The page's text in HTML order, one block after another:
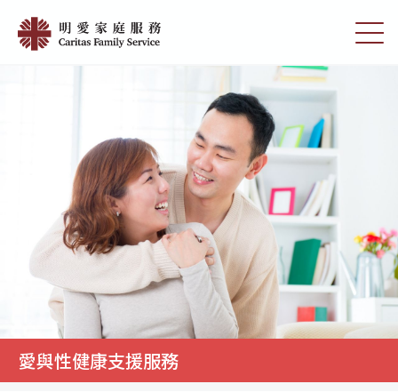
main
切
愛
支
援
服
務
|
明
愛
家
庭
愛與性健康支援服務